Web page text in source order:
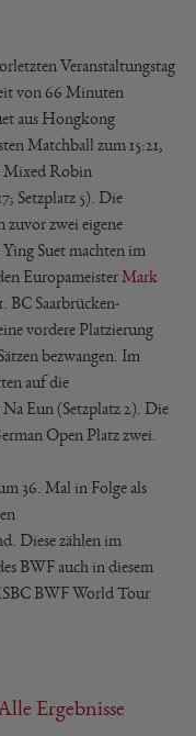
Veranstaltungstag
von 66 Minuten
aus Hongkong
Matchball zum 15:21,
Mixed Robin
Setzplatz 5). Die
zuvor zwei eigene
Suet machten im
EuropameisterMark
BC Saarbrücken-
vordere Platzierung
bezwangen. Im
auf die
Eun (Setzplatz 2). Die
Open Platz zwei.
36. Mal in Folge als
Diese zählen im
BWF auch in diesem
BWF World Tour
Ergebnisse